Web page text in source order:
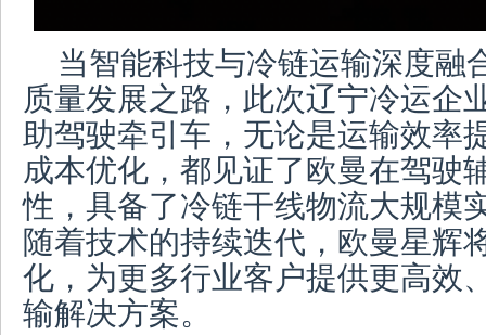
当智能科技与冷链运输深度融
质量发展之路，此次辽宁冷运企
助驾驶牵引车，无论是运输效率
成本优化，都见证了欧曼在驾驶
性，具备了冷链干线物流大规模
随着技术的持续迭代，欧曼星辉
化，为更多行业客户提供更高效
输解决方案。